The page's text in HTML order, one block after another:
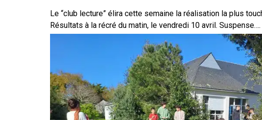
Le “club lecture” élira cette semaine la réalisation la plus
Résultats à la récré du matin, le vendredi 10 avril. Suspense….